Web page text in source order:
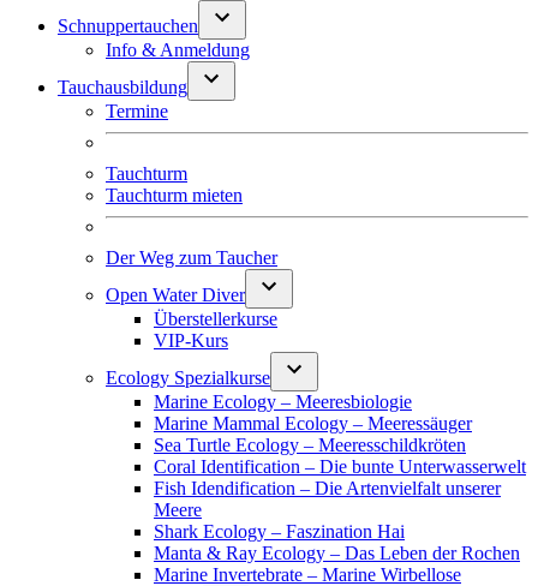
Schnuppertauchen
Info & Anmeldung
Tauchausbildung
Termine
Tauchturm
Tauchturm mieten
Der Weg zum Taucher
Open Water Diver
Überstellerkurse
VIP-Kurs
Ecology Spezialkurse
Marine Ecology – Meeresbiologie
Marine Mammal Ecology – Meeressäuger
Sea Turtle Ecology – Meeresschildkröten
Coral Identification – Die bunte Unterwasserwelt
Fish Idendification – Die Artenvielfalt unserer
Meere
Shark Ecology – Faszination Hai
Manta & Ray Ecology – Das Leben der Rochen
Marine Invertebrate – Marine Wirbellose